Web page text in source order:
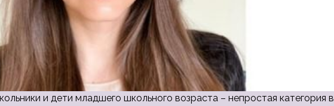
и дети младшего школьного возраста – непростая категория в